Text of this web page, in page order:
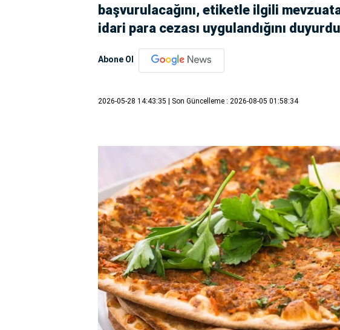
başvurulacağını, etiketle ilgili
idari para cezası uygulandığını
Abone Ol
2026-05-28 14:43:35 | Son Güncelleme : 2026-08-05 01:58:34